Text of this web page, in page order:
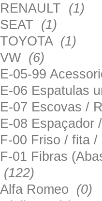
RENAULT (1)
SEAT (1)
TOYOTA (1)
VW (6)
E-05-99
E-06 Espatulas
E-07 Escovas /
E-08
F-00 Friso / fita
F-01 Fibras
(122)
Alfa Romeo (0)